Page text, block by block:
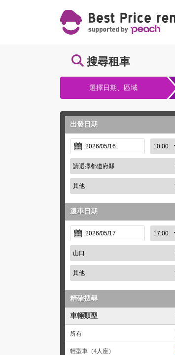
搜尋租車
選擇日期、區域
出發日期
還車日期
精確搜尋
車輛類型
所有
輕型車（4人座）